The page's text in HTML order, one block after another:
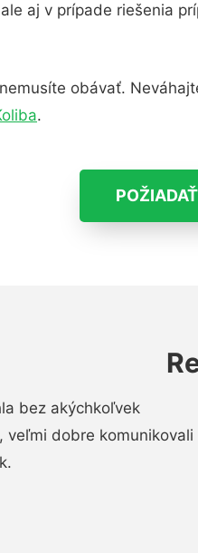
aj v prípade riešenia
obávať.
.
bez akýchkoľvek
veľmi dobre komunikovali